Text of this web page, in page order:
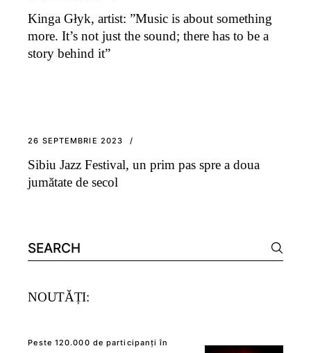
Kinga Głyk, artist: ”Music is about something
more. It’s not just the sound; there has to be a
story behind it”
26 SEPTEMBRIE 2023
Sibiu Jazz Festival, un prim pas spre a doua
jumătate de secol
Search
for:
NOUTĂȚI:
Peste 120.000 de participanți în